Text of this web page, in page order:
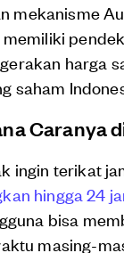
mekanisme
harga
saham
Caranya
ingin terikat
hingga 24
bisa
masing-